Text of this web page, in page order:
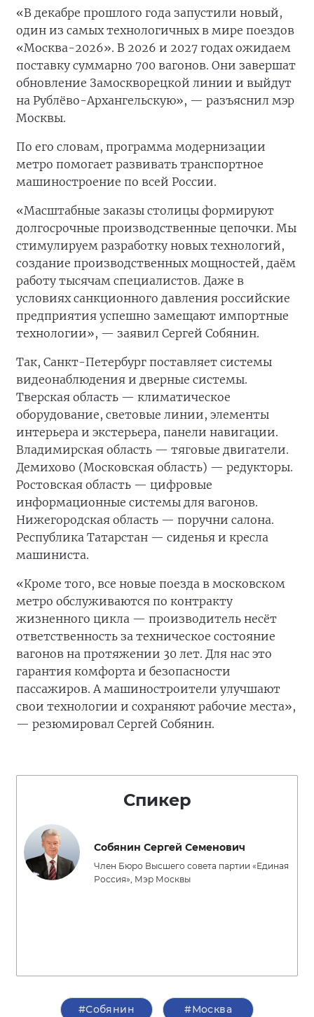
«В декабре прошлого года запустили новый,
один из самых технологичных в мире поездов
«Москва-2026». В 2026 и 2027 годах ожидаем
поставку суммарно 700 вагонов. Они завершат
обновление Замоскворецкой линии и выйдут
на Рублёво-Архангельскую», — разъяснил мэр
Москвы.
По его словам, программа модернизации
метро помогает развивать транспортное
машиностроение по всей России.
«Масштабные заказы столицы формируют
долгосрочные производственные цепочки. Мы
стимулируем разработку новых технологий,
создание производственных мощностей, даём
работу тысячам специалистов. Даже в
условиях санкционного давления российские
предприятия успешно замещают импортные
технологии», — заявил Сергей Собянин.
Так, Санкт-Петербург поставляет системы
видеонаблюдения и дверные системы.
Тверская область — климатическое
оборудование, световые линии, элементы
интерьера и экстерьера, панели навигации.
Владимирская область — тяговые двигатели.
Демихово (Московская область) — редукторы.
Ростовская область — цифровые
информационные системы для вагонов.
Нижегородская область — поручни салона.
Республика Татарстан — сиденья и кресла
машиниста.
«Кроме того, все новые поезда в московском
метро обслуживаются по контракту
жизненного цикла — производитель несёт
ответственность за техническое состояние
вагонов на протяжении 30 лет. Для нас это
гарантия комфорта и безопасности
пассажиров. А машиностроители улучшают
свои технологии и сохраняют рабочие места»,
— резюмировал Сергей Собянин.
Спикер
Собянин Сергей Семенович
Член Бюро Высшего совета партии «Единая
Россия», Мэр Москвы
#Собянин #Москва